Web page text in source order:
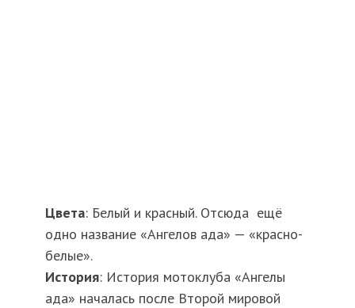
Цвета: Белый и красный. Отсюда ещё
одно название «Ангелов ада» — «красно-
белые».
История: История мотоклуба «Ангелы
ада» началась после Второй мировой